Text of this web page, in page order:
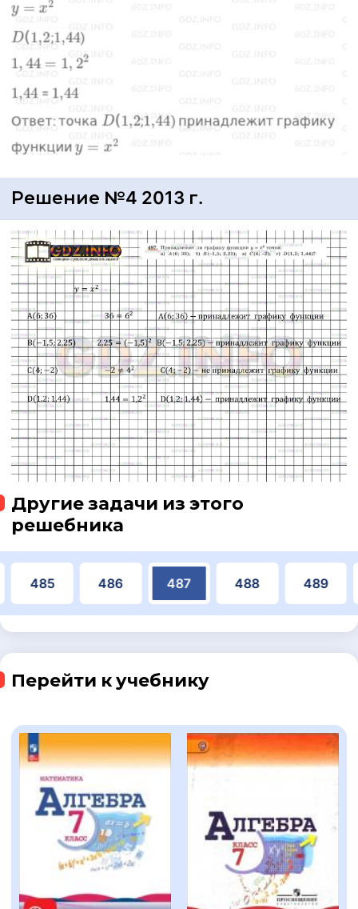
Решение №4 2013 г.
Другие задачи из этого
решебника
485 486 487 488 489
Перейти к учебнику